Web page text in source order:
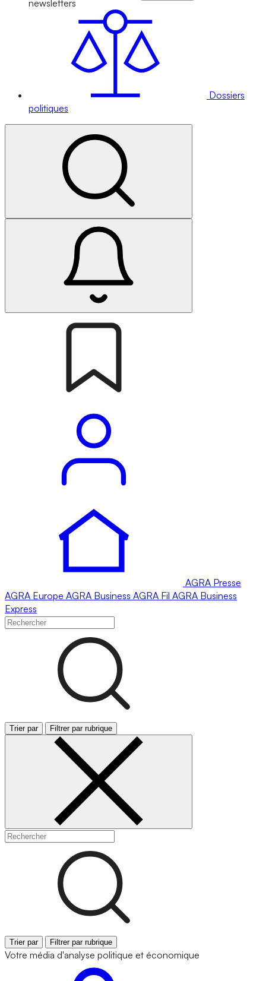
newsletters
Dossiers
politiques
AGRA Presse
AGRA Europe AGRA Business AGRA Fil AGRA Business
Express
Trier par Filtrer par rubrique
Trier par Filtrer par rubrique
Votre média d'analyse politique et économique